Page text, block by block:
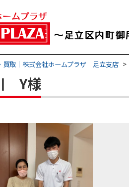
買取｜株式会社ホームプラザ 足立支店
Y様